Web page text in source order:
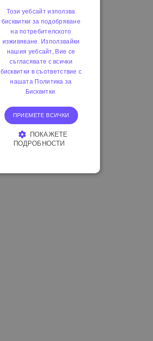
Този уебсайт използва
бисквитки за подобряване
на потребителското
изживяване. Използвайки
нашия уебсайт, Вие се
съгласявате с всички
бисквитки в съответствие с
нашата Политика за
Бисквитки.
ПРИЕМЕТЕ ВСИЧКИ
ПОКАЖЕТЕ
ПОДРОБНОСТИ